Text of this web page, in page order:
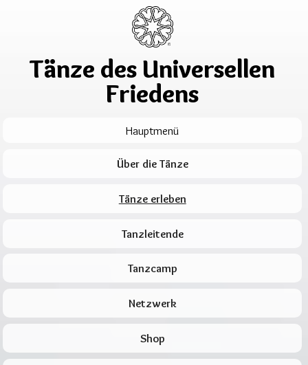
Tänze des Universellen
Friedens
Hauptmenü
Über die Tänze
Tänze erleben
Tanzleitende
Tanzcamp
Netzwerk
Shop